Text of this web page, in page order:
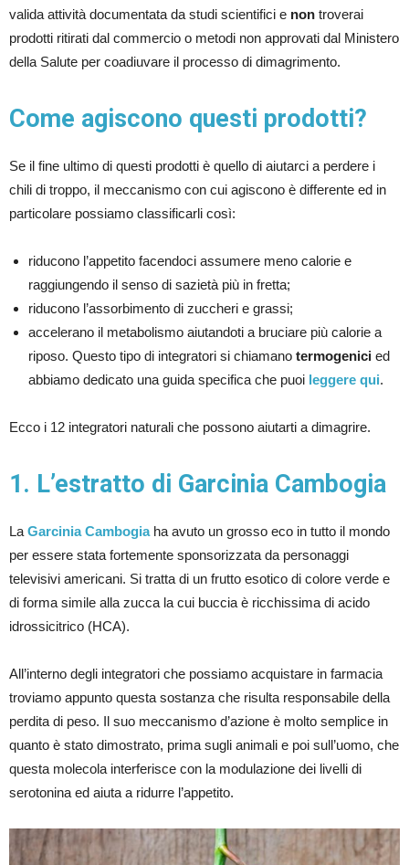
valida attività documentata da studi scientifici e non troverai
prodotti ritirati dal commercio o metodi non approvati dal Ministero
della Salute per coadiuvare il processo di dimagrimento.
Come agiscono questi prodotti?
Se il fine ultimo di questi prodotti è quello di aiutarci a perdere i
chili di troppo, il meccanismo con cui agiscono è differente ed in
particolare possiamo classificarli così:
riducono l’appetito facendoci assumere meno calorie e
raggiungendo il senso di sazietà più in fretta;
riducono l’assorbimento di zuccheri e grassi;
accelerano il metabolismo aiutandoti a bruciare più calorie a
riposo. Questo tipo di integratori si chiamano termogenici ed
abbiamo dedicato una guida specifica che puoi leggere qui.
Ecco i 12 integratori naturali che possono aiutarti a dimagrire.
1. L’estratto di Garcinia Cambogia
La Garcinia Cambogiaha avuto un grosso eco in tutto il mondo
per essere stata fortemente sponsorizzata da personaggi
televisivi americani. Si tratta di un frutto esotico di colore verde e
di forma simile alla zucca la cui buccia è ricchissima di acido
idrossicitrico (HCA).
All’interno degli integratori che possiamo acquistare in farmacia
troviamo appunto questa sostanza che risulta responsabile della
perdita di peso. Il suo meccanismo d’azione è molto semplice in
quanto è stato dimostrato, prima sugli animali e poi sull’uomo, che
questa molecola interferisce con la modulazione dei livelli di
serotonina ed aiuta a ridurre l’appetito.